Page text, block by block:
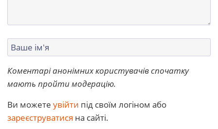
Коментарі анонімних користувачів спочатку
мають пройти модерацію.
Ви можете увійти під своїм логіном або
зареєструватися на сайті.